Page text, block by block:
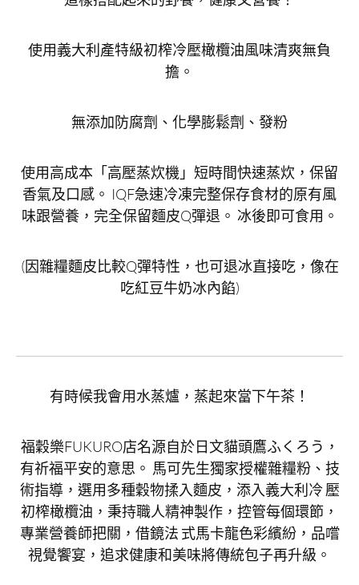
使用義大利產特級初榨冷壓橄欖油風味清爽無負
擔。
無添加防腐劑、化學膨鬆劑、發粉
使用高成本「高壓蒸炊機」短時間快速蒸炊，保留
香氣及口感。 IQF急速冷凍完整保存食材的原有風
味跟營養，完全保留麵皮Q彈退。 冰後即可食用。
(因雜糧麵皮比較Q彈特性，也可退冰直接吃，像在
吃紅豆牛奶冰內餡)
有時候我會用水蒸爐，蒸起來當下午茶！
福穀樂FUKURO店名源自於日文貓頭鷹ふくろう，
有祈福平安的意思。 馬可先生獨家授權雜糧粉、技
術指導，選用多種穀物揉入麵皮，添入義大利冷 壓
初榨橄欖油，秉持職人精神製作，控管每個環節，
專業營養師把關，借鏡法 式馬卡龍色彩繽紛，品嚐
視覺饗宴，追求健康和美味將傳統包子再升級。